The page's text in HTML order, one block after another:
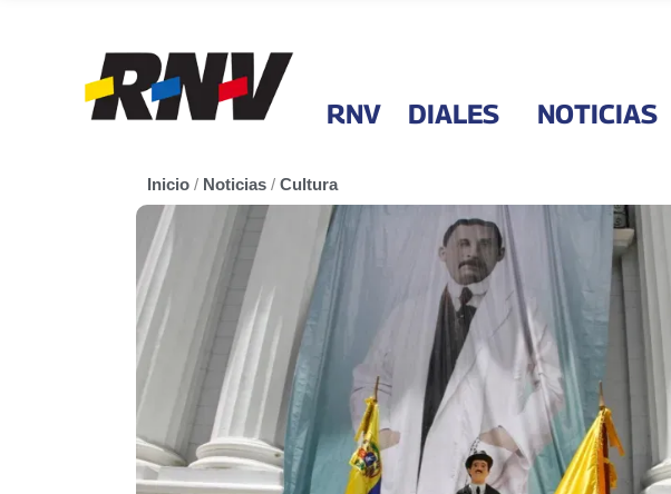
RNV DIALES NOTICIAS
Inicio / Noticias / Cultura